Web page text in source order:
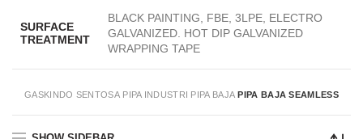
SURFACE
TREATMENT
BLACK PAINTING, FBE, 3LPE, ELECTRO
GALVANIZED. HOT DIP GALVANIZED
WRAPPING TAPE
GASKINDO SENTOSA PIPA INDUSTRI PIPA BAJA PIPA BAJA SEAMLESS